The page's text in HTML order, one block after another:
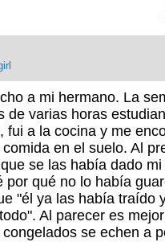
a mi hermano. La
de varias horas
fui a la cocina y me
en el suelo. Al
se las había dado
por qué no lo había
"él ya las había traído
Al parecer es
se echen a